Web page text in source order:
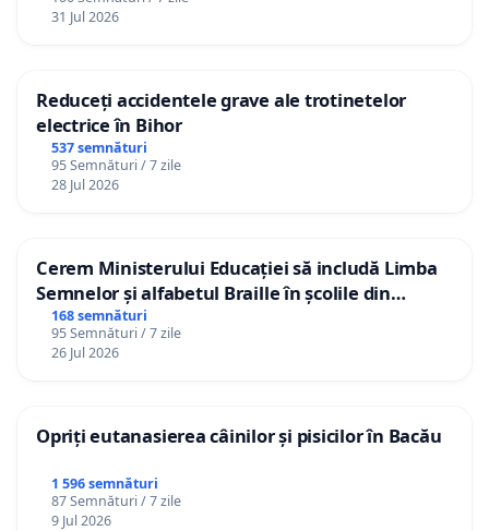
31 Jul 2026
Reduceți accidentele grave ale trotinetelor
electrice în Bihor
537 semnături
95 Semnături / 7 zile
28 Jul 2026
Cerem Ministerului Educației să includă Limba
Semnelor și alfabetul Braille în școlile din
Republica Moldova!
168 semnături
95 Semnături / 7 zile
26 Jul 2026
Opriți eutanasierea câinilor și pisicilor în Bacău
1 596 semnături
87 Semnături / 7 zile
9 Jul 2026